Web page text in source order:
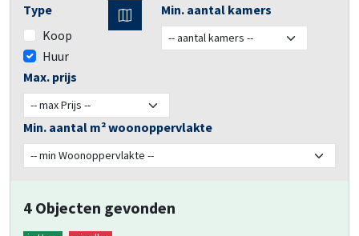
TAXATIES
RESULTATEN
BLOG
OVER ONS
Type
Koop
Huur
Min. aantal kamers
Max. prijs
Min. aantal m² woonoppervlakte
4 Objecten gevonden